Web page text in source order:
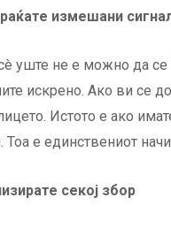
измешани
уште не е можно да се
искрено. Ако ви се
Истото е ако
е единствениот
секој збор